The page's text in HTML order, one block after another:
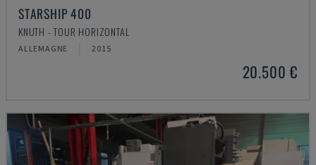
STARSHIP 400
KNUTH - TOUR HORIZONTAL
ALLEMAGNE 2015
20.500 €